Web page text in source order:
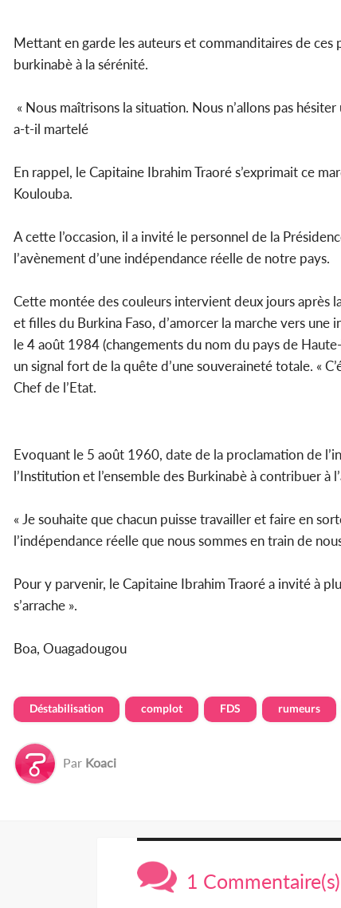
Mettant en garde les auteurs et commanditaires de
burkinabè à la sérénité.
« Nous maîtrisons la situation. Nous n’allons pas
a-t-il martelé
En rappel, le Capitaine Ibrahim Traoré s’exprimait ce
Koulouba.
A cette l’occasion, il a invité le personnel de la
l’avènement d’une indépendance réelle de notre pays.
Cette montée des couleurs intervient deux jours après
et filles du Burkina Faso, d’amorcer la marche vers
le 4 août 1984 (changements du nom du pays de
un signal fort de la quête d’une souveraineté totale. «
Chef de l’Etat.
Evoquant le 5 août 1960, date de la proclamation de
l’Institution et l’ensemble des Burkinabè à contribuer à
« Je souhaite que chacun puisse travailler et faire en
l’indépendance réelle que nous sommes en train de
Pour y parvenir, le Capitaine Ibrahim Traoré a invité à
s’arrache ».
Boa, Ouagadougou
Déstabilisation complot FDS rumeurs
Par Koaci
1 Commentaire(s)